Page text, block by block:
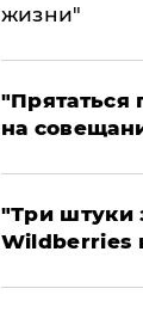
жизни"
"Прятаться
на
"Три штуки
Wildberries